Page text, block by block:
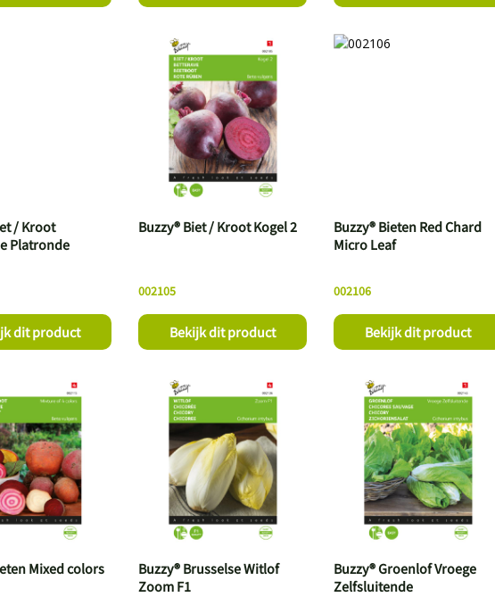
/ Kroot
Platronde
dit product
002105
Buzzy® Biet / Kroot Kogel 2
Bekijk dit product
002106
Buzzy® Bieten Red Chard
Micro Leaf
Bekijk dit product
Mixed colors
Buzzy® Brusselse Witlof
Zoom F1
Buzzy® Groenlof Vroege
Zelfsluitende